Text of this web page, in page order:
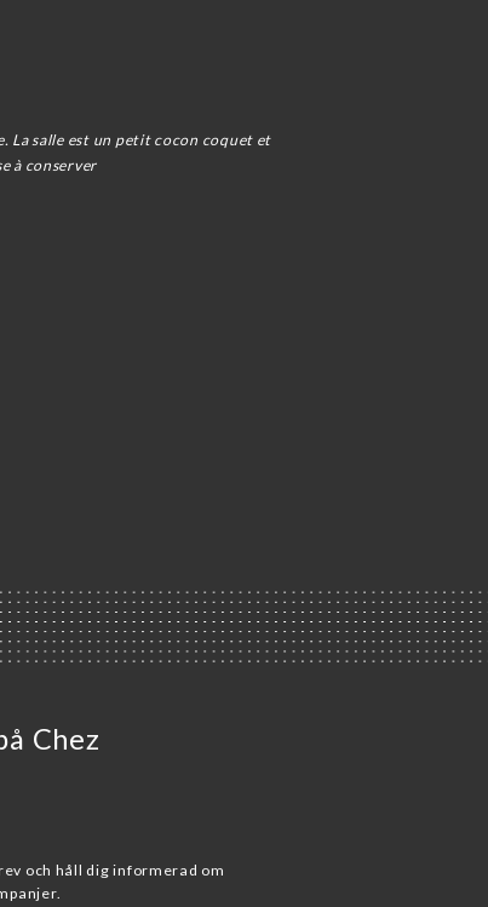
La salle est un petit cocon coquet et
à conserver
Chez
och håll dig informerad om